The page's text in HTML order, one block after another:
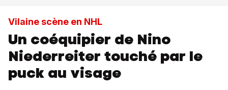
Vilaine scène en NHL
Un coéquipier de Nino
Niederreiter touché par le
puck au visage